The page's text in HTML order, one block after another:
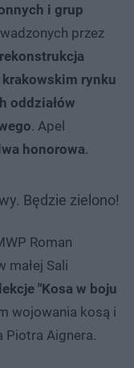
i grup
przez
rekonstrukcja
rynku
oddziałów
. Apel
honorowa.
Będzie zielono!
Roman
małej Sali
"Kosa w boju
wojowania kosą i
Piotra Aignera.